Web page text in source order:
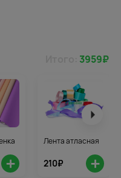
3959₽
+
Лента атласная
210₽ +